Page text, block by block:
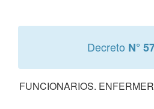
Decreto N°
FUNCIONARIOS.